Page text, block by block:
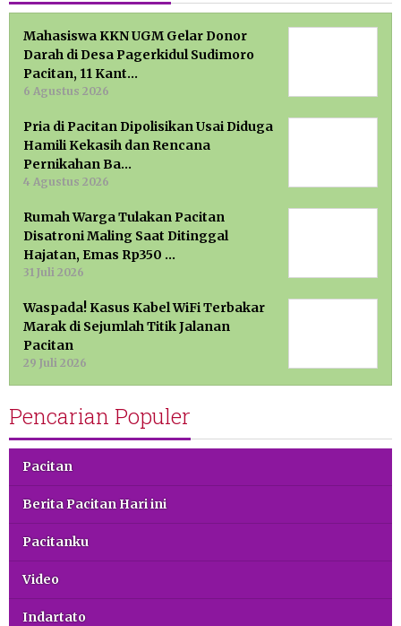
Mahasiswa KKN UGM Gelar Donor
Darah di Desa Pagerkidul Sudimoro
Pacitan, 11 Kant…
6 Agustus 2026
Pria di Pacitan Dipolisikan Usai Diduga
Hamili Kekasih dan Rencana
Pernikahan Ba…
4 Agustus 2026
Rumah Warga Tulakan Pacitan
Disatroni Maling Saat Ditinggal
Hajatan, Emas Rp350 …
31 Juli 2026
Waspada! Kasus Kabel WiFi Terbakar
Marak di Sejumlah Titik Jalanan
Pacitan
29 Juli 2026
Pencarian Populer
Pacitan
Berita Pacitan Hari ini
Pacitanku
Video
Indartato